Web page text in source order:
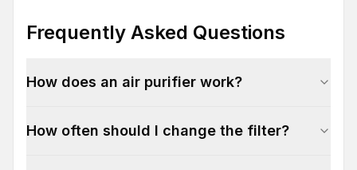
Frequently Asked Questions
How does an air purifier work?
How often should I change the filter?